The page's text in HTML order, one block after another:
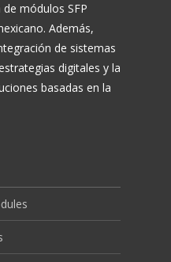
módulos SFP
Además,
de sistemas
digitales y la
basadas en la